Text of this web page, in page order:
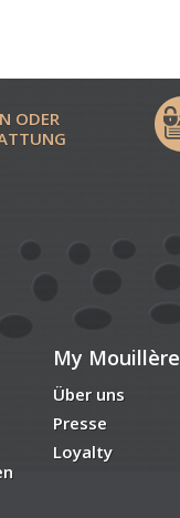
ODER
My Mouillère
Über uns
Presse
Loyalty